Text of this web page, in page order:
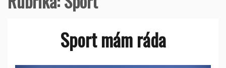
Sport mám ráda